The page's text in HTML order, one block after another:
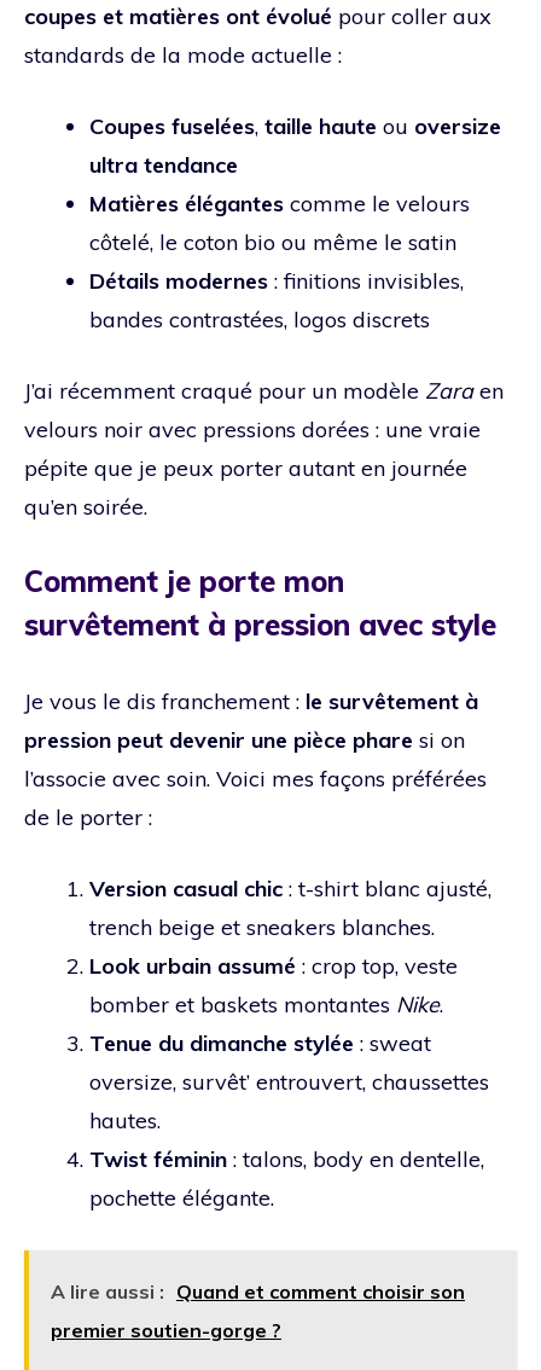
coupes et matières ont évolué pour coller aux
standards de la mode actuelle :
Coupes fuselées, taille haute ou oversize
ultra tendance
Matières élégantes comme le velours
côtelé, le coton bio ou même le satin
Détails modernes : finitions invisibles,
bandes contrastées, logos discrets
J’ai récemment craqué pour un modèle Zaraen
velours noir avec pressions dorées : une vraie
pépite que je peux porter autant en journée
qu’en soirée.
Comment je porte mon
survêtement à pression avec style
Je vous le dis franchement : le survêtement à
pression peut devenir une pièce phare si on
l’associe avec soin. Voici mes façons préférées
de le porter :
Version casual chic : t-shirt blanc ajusté,
trench beige et sneakers blanches.
Look urbain assumé : crop top, veste
bomber et baskets montantes Nike.
Tenue du dimanche stylée : sweat
oversize, survêt’ entrouvert, chaussettes
hautes.
Twist féminin : talons, body en dentelle,
pochette élégante.
A lire aussi : Quand et comment choisir son
premier soutien-gorge ?